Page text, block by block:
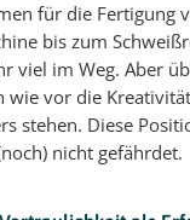
für die Fertigung
bis zum
viel im Weg. Aber
wie vor die
stehen. Diese
nicht gefährdet.